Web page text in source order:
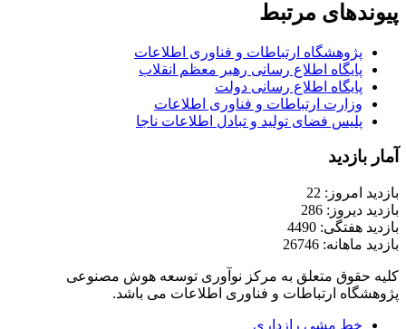
پیوندهای مرتبط
پژوهشگاه ارتباطات و فناوری اطلاعات
پایگاه اطلاع رسانی رهبر معظم انقلاب
پایگاه اطلاع رسانی دولت
وزارت ارتباطات و فناوری اطلاعات
پلیس فضای تولید و تبادل اطلاعات ناجا
آمار بازدید
بازدید امروز: 22
بازدید دیروز: 286
بازدید هفتگی: 4490
بازدید ماهانه: 26746
کلیه حقوق متعلق به مرکز نوآوری توسعه هوش مصنوعی
پژوهشگاه ارتباطات و فناوری اطلاعات می باشد.
خط مشی رازداری